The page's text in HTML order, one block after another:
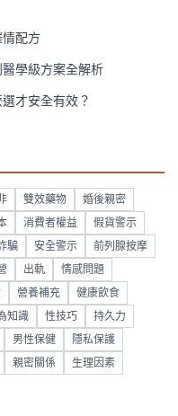
配方
學級方案全解析
才安全有效？
雙效藥物 婚後親密
消費者權益 假貨警示
騙 安全警示 前列腺按摩
出軌 情感問題
營養補充 健康飲食
知識 性技巧 持久力
男性保健 隱私保護
親密關係 生理因素